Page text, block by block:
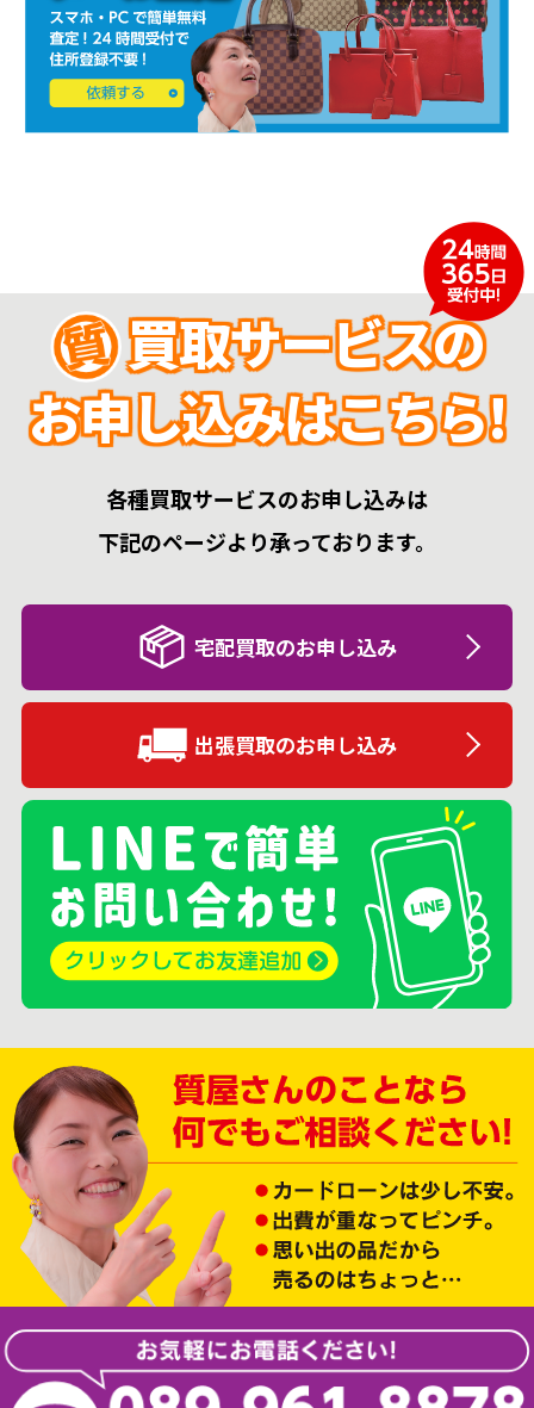
買取サービスの
お申し込みはこちら!
各種買取サービスのお申し込みは
下記のページより承っております。
宅配買取のお申し込み
出張買取のお申し込み